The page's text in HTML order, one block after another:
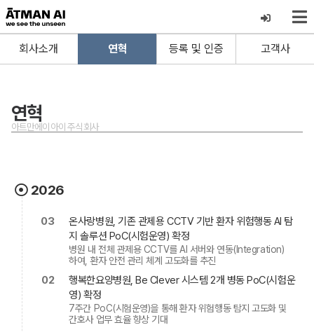
회사소개 연혁 등록 및 인증 고객사
연혁
아트만에이아이 주식회사
2026
03
온사랑병원, 기존 관제용 CCTV 기반 환자 위험행동 AI 탐
지 솔루션 PoC(시험운영) 확정
병원 내 전체 관제용 CCTV를 AI 서버와 연동(Integration)
하여, 환자 안전 관리 체계 고도화를 추진
02
행복한요양병원, Be Clever 시스템 2개 병동 PoC(시험운
영) 확정
7주간 PoC(시험운영)을 통해 환자 위험행동 탐지 고도화 및
간호사 업무 효율 향상 기대